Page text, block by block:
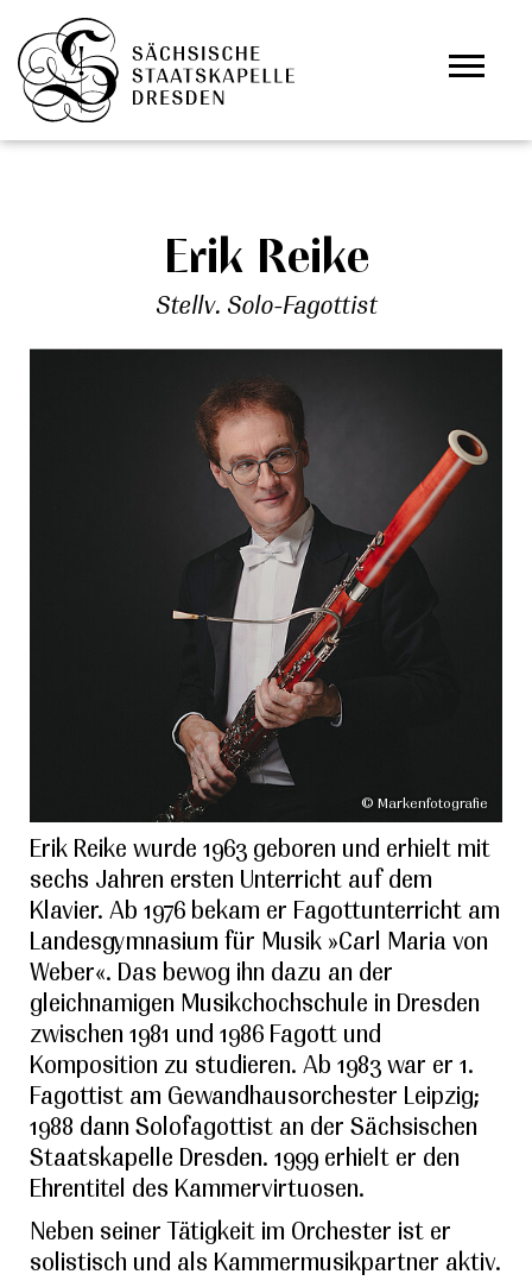
Zum Hauptinhalt springen
Erik Reike
Stellv. Solo-Fagottist
© Markenfotografie
Erik Reike wurde 1963 geboren und erhielt mit
sechs Jahren ersten Unterricht auf dem
Klavier. Ab 1976 bekam er Fagottunterricht am
Landesgymnasium für Musik »Carl Maria von
Weber«. Das bewog ihn dazu an der
gleichnamigen Musikchochschule in Dresden
zwischen 1981 und 1986 Fagott und
Komposition zu studieren. Ab 1983 war er 1.
Fagottist am Gewandhausorchester Leipzig;
1988 dann Solofagottist an der Sächsischen
Staatskapelle Dresden. 1999 erhielt er den
Ehrentitel des Kammervirtuosen.
Neben seiner Tätigkeit im Orchester ist er
solistisch und als Kammermusikpartner aktiv.
Cookie-Einstellungen